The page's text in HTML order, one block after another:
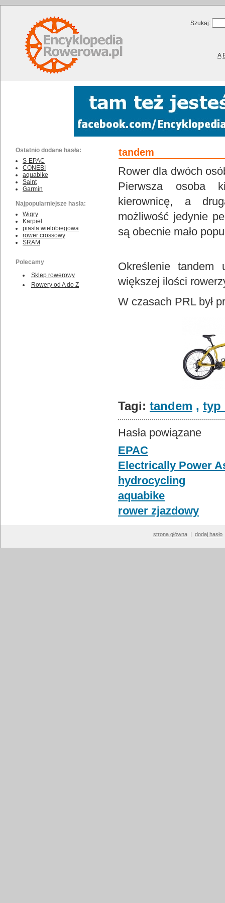
Szukaj:
A
Ostatnio dodane hasła:
S-EPAC
CONEBI
aquabike
Saint
Garmin
Najpopularniejsze hasła:
Wigry
Karpiel
piasta wielobiegowa
rower crossowy
SRAM
Polecamy
Sklep rowerowy
Rowery od A do Z
tandem
Rower dla dwóch
Pierwsza osoba
kierownicę, a
możliwość jedynie
są obecnie mało
Określenie tandem
większej ilości
W czasach PRL był
Tagi: tandem , typ
Hasła powiązane
EPAC
Electrically Power
hydrocycling
aquabike
rower zjazdowy
strona główna | dodaj hasło